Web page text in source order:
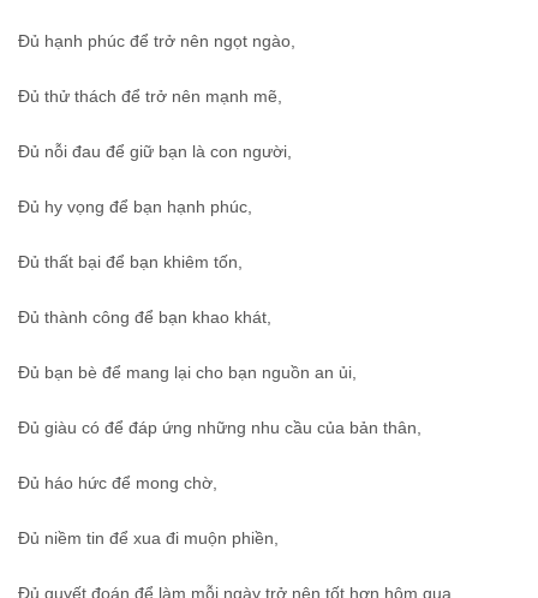
Đủ hạnh phúc để trở nên ngọt ngào,
Đủ thử thách để trở nên mạnh mẽ,
Đủ nỗi đau để giữ bạn là con người,
Đủ hy vọng để bạn hạnh phúc,
Đủ thất bại để bạn khiêm tốn,
Đủ thành công để bạn khao khát,
Đủ bạn bè để mang lại cho bạn nguồn an ủi,
Đủ giàu có để đáp ứng những nhu cầu của bản thân,
Đủ háo hức để mong chờ,
Đủ niềm tin để xua đi muộn phiền,
Đủ quyết đoán để làm mỗi ngày trở nên tốt hơn hôm qua.